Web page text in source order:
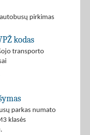
pirkimas
kodas
transporto
parkas numato
klasės